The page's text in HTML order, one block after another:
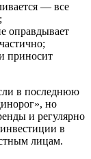
— все
оправдывает
приносит
в последнюю
но
и регулярно
в
лицам.